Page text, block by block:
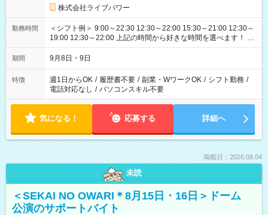
株式会社ライブパワー
勤務時間
＜シフト例＞ 9:00～22:30 12:30～22:00 15:30～21:00 12:30～
19:00 12:30～22:00 上記の時間から好きな時間を選べます！ ※
時間は変更となる可能性があります
期間 9月8日・9日
特徴 週1日からOK / 履歴書不要 / 副業・WワークOK / シフト勤務 /
電話対応なし / パソコンスキル不要
気になる！ 応募する 詳細へ
掲載日：2026.08.04
未読
＜SEKAI NO OWARI＊8月15日・16日＞ドーム
公演のサポートバイト